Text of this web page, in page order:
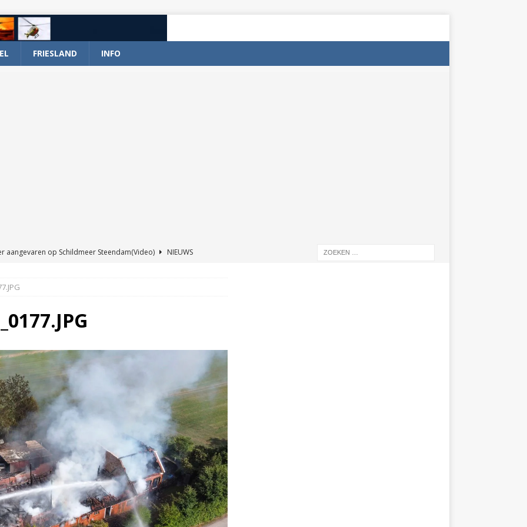
FRIESLAND INFO
aangevaren op Schildmeer Steendam(Video)
NIEUWS
en personenwagen in botsing in Ommen(Video)
en wagen met stro in de brand in Oosterhesselen(Video)
in brand Ruinen DRENTHE